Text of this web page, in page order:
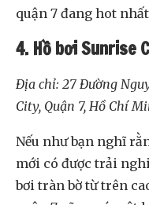
quận 7 đang hot
4. Hồ bơi Sunrise
Địa chỉ: 27 Đường
City, Quận 7, Hồ Chí
Nếu như bạn nghĩ
mới có được trải
bơi tràn bờ từ trên